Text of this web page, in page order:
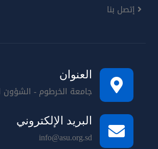
إتصل بنا
العنوان
جامعة الخرطوم - الشؤون
البريد الإلكتروني
info@asu.org.sd